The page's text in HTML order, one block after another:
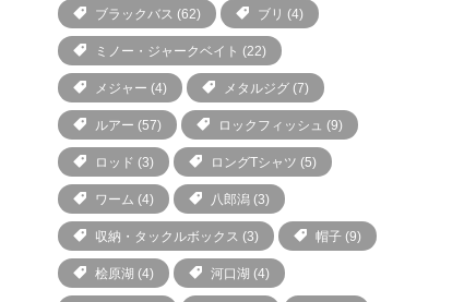
ブラックバス (62) ブリ (4)
ミノー・ジャークベイト (22)
メジャー (4) メタルジグ (7)
ルアー (57) ロックフィッシュ (9)
ロッド (3) ロングTシャツ (5)
ワーム (4) 八郎潟 (3)
収納・タックルボックス (3) 帽子 (9)
桧原湖 (4) 河口湖 (4)